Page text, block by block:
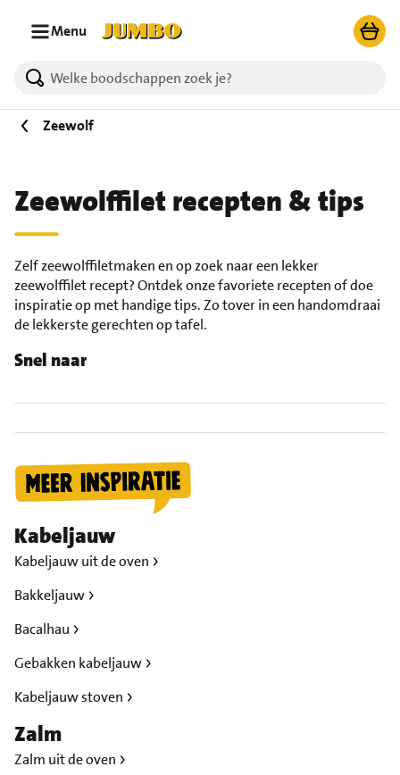
Menu
Zeewolf
Zeewolffilet recepten & tips
Zelf zeewolffiletmaken en op zoek naar een lekker
zeewolffilet recept? Ontdek onze favoriete recepten of doe
inspiratie op met handige tips. Zo tover in een handomdraai
de lekkerste gerechten op tafel.
Snel naar
Kabeljauw
Kabeljauw uit de oven
Bakkeljauw
Bacalhau
Gebakken kabeljauw
Kabeljauw stoven
Zalm
Zalm uit de oven